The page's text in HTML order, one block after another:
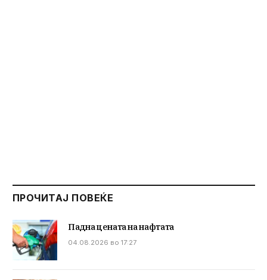
ПРОЧИТАЈ ПОВЕЌЕ
Падна цената на нафтата
04.08.2026 во 17:27